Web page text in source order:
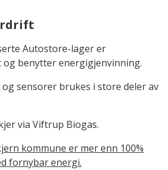
Autostore-lager er
benytter energigjenvinning.
og sensorer brukes i store deler av
via Viftrup Biogas.
kommune er mer enn 100%
fornybar energi.